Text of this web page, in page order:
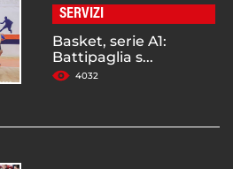
SERVIZI
Basket, serie A1:
Battipaglia s...
4032